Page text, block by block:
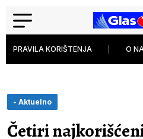
PRAVILA KORIŠTENJA O
- Aktuelno
Četiri